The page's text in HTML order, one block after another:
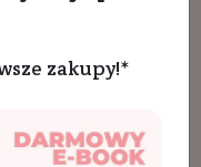
zakupy!*